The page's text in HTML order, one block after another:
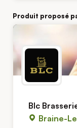
Produit proposé
Blc
Braine-